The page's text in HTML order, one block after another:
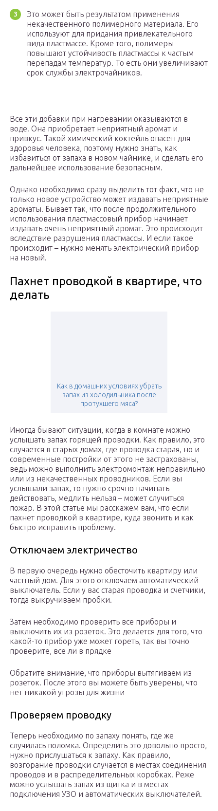
Это может быть результатом применения
некачественного полимерного материала. Его
используют для придания привлекательного
вида пластмассе. Кроме того, полимеры
повышают устойчивость пластмассы к частым
перепадам температур. То есть они увеличивают
срок службы электрочайников.
Все эти добавки при нагревании оказываются в
воде. Она приобретает неприятный аромат и
привкус. Такой химический коктейль опасен для
здоровья человека, поэтому нужно знать, как
избавиться от запаха в новом чайнике, и сделать его
дальнейшее использование безопасным.
Однако необходимо сразу выделить тот факт, что не
только новое устройство может издавать неприятные
ароматы. Бывает так, что после продолжительного
использования пластмассовый прибор начинает
издавать очень неприятный аромат. Это происходит
вследствие разрушения пластмассы. И если такое
происходит – нужно менять электрический прибор
на новый.
Пахнет проводкой в квартире, что
делать
Как в домашних условиях убрать
запах из холодильника после
протухшего мяса?
Иногда бывают ситуации, когда в комнате можно
услышать запах горящей проводки. Как правило, это
случается в старых домах, где проводка старая, но и
современные постройки от этого не застрахованы,
ведь можно выполнить электромонтаж неправильно
или из некачественных проводников. Если вы
услышали запах, то нужно срочно начинать
действовать, медлить нельзя – может случиться
пожар. В этой статье мы расскажем вам, что если
пахнет проводкой в квартире, куда звонить и как
быстро исправить проблему.
Отключаем электричество
В первую очередь нужно обесточить квартиру или
частный дом. Для этого отключаем автоматический
выключатель. Если у вас старая проводка и счетчики,
тогда выкручиваем пробки.
Затем необходимо проверить все приборы и
выключить их из розеток. Это делается для того, что
какой-то прибор уже может гореть, так вы точно
проверите, все ли в прядке
Обратите внимание, что приборы вытягиваем из
розеток. После этого вы можете быть уверены, что
нет никакой угрозы для жизни
Проверяем проводку
Теперь необходимо по запаху понять, где же
случилась поломка. Определить это довольно просто,
нужно прислушаться к запаху. Как правило,
возгорание проводки случается в местах соединения
проводов и в распределительных коробках. Реже
можно услышать запах из щитка и в местах
подключения УЗО и автоматических выключателей.